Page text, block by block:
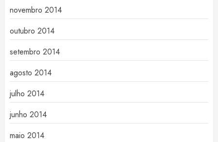
novembro 2014
outubro 2014
setembro 2014
agosto 2014
julho 2014
junho 2014
maio 2014